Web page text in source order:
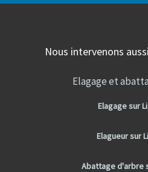
Nous intervenons
Elagage et
Elagage sur
Elagueur sur
Abattage d'arbre